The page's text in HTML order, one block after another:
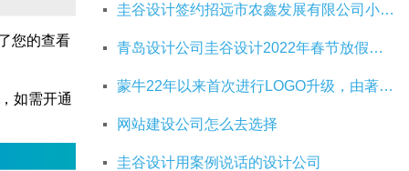
您的查看
如需开通
圭谷设计签约招远市农鑫发展有限公司小程序建设
青岛设计公司圭谷设计2022年春节放假通知
蒙牛22年以来首次进行LOGO升级，由著名设计师Rob Janoff操刀
网站建设公司怎么去选择
圭谷设计用案例说话的设计公司